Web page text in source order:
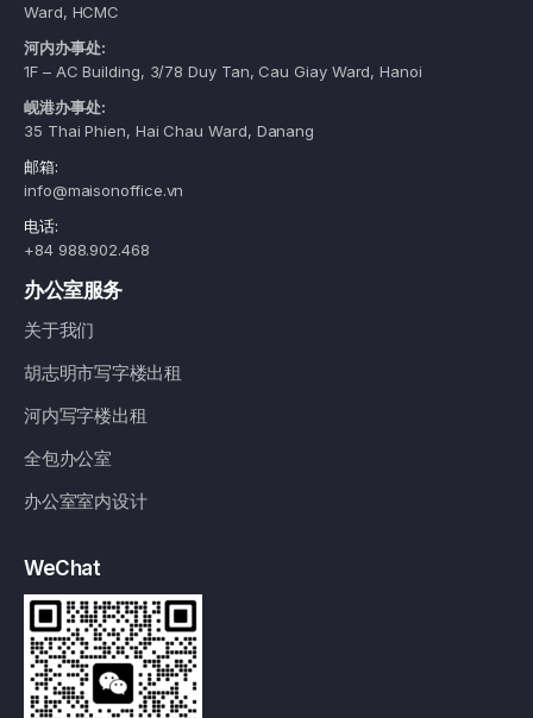
Ward, HCMC
河内办事处:
1F – AC Building, 3/78 Duy Tan, Cau Giay Ward, Hanoi
岘港办事处:
35 Thai Phien, Hai Chau Ward, Danang
邮箱:
info@maisonoffice.vn
电话:
+84 988.902.468
办公室服务
关于我们
胡志明市写字楼出租
河内写字楼出租
全包办公室
办公室室内设计
WeChat